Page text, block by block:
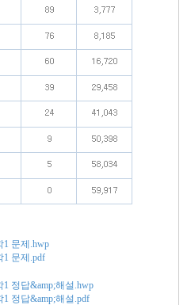
1 문제.hwp
1 문제.pdf
정답&amp;해설.hwp
정답&amp;해설.pdf